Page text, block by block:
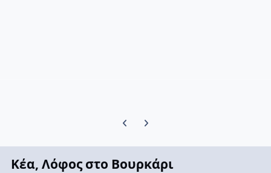
Previous carousel slide
Next carousel slide
Κέα, Λόφος στο Βουρκάρι